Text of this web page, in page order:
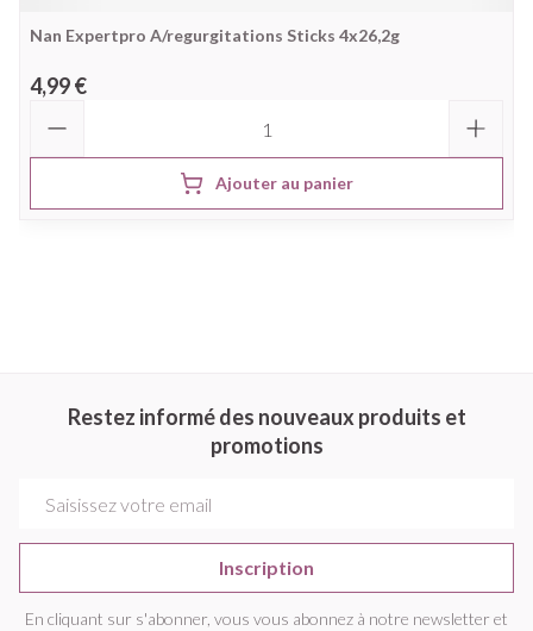
Nan Expertpro A/regurgitations Sticks 4x26,2g
4,99 €
Ajouter au panier
Restez informé des nouveaux produits et
promotions
Inscription
En cliquant sur s'abonner, vous vous abonnez à notre newsletter et